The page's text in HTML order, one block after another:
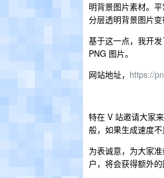
明背景图片素材。
分层透明背景图片变
基于这一点，我开发
PNG 图片。
网站地址， https://
特在 V 站邀请大家
般，如果生成速度
为表诚意，为大家
户，将会获得额外的